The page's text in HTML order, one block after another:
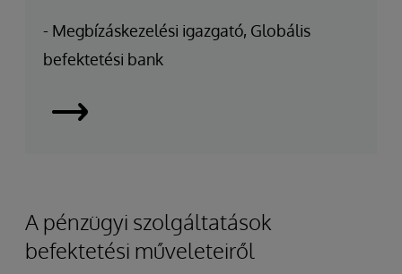
- Megbízáskezelési igazgató, Globális
befektetési bank
Leading
InterSystems
IRIS
A pénzügyi szolgáltatások
befektetési műveleteiről